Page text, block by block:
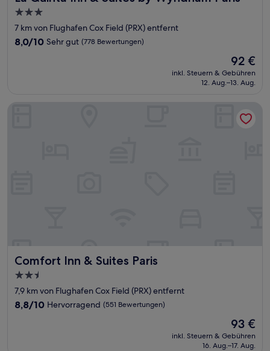
3.0-
Sterne-
Unterkunft
7 km von Flughafen Cox Field (PRX) entfernt
8.0
Bewertungen)
8,0/10 Sehr gut (778 Bewertungen)
Der
Preis
beträgt
92 €
inkl. Steuern & Gebühren
12. Aug.–13. Aug.
Comfort Inn & Suites Paris
Comfort Inn & Suites Paris
2.5-
Sterne-
Unterkunft
7,9 km von Flughafen Cox Field (PRX) entfernt
8.8
8,8/10 Hervorragend (551 Bewertungen)
Der
Preis
beträgt
93 €
inkl. Steuern & Gebühren
16. Aug.–17. Aug.